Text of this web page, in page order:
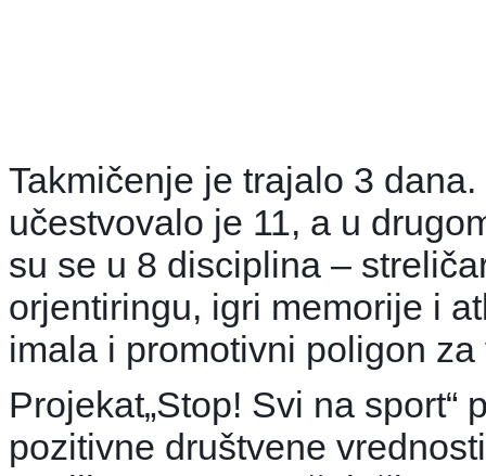
Takmičenje je trajalo 3
učestvovalo je 11, a u
su se u 8 disciplina –
orjentiringu, igri memorije i
imala i promotivni poligon
Projekat„Stop! Svi na
pozitivne društvene